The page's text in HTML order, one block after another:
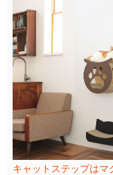
キャットステップはマ